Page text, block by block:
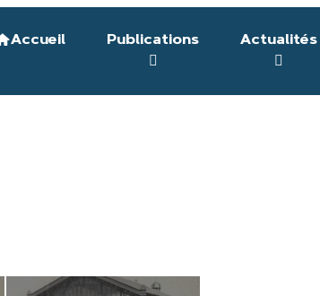
Accueil Publications Actualités